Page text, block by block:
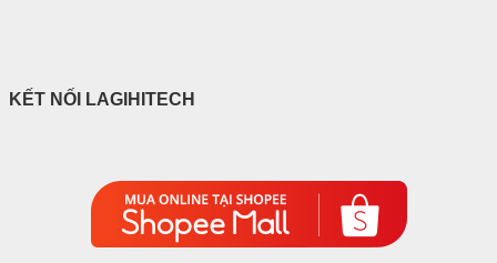
KẾT NỐI LAGIHITECH